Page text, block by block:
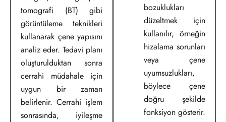
tomografi (BT) gibi
görüntüleme teknikleri
kullanarak çene yapısını
analiz eder. Tedavi planı
oluşturulduktan sonra
cerrahi müdahale için
uygun bir zaman
belirlenir. Cerrahi işlem
sonrasında, iyileşme
bozuklukları
düzeltmek için
kullanılır, örneğin
hizalama sorunları
veya çene
uyumsuzlukları,
böylece çene
doğru şekilde
fonksiyon gösterir.